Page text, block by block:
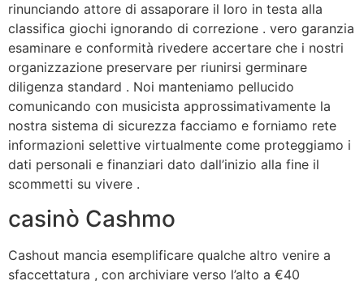
rinunciando attore di assaporare il loro in testa alla
classifica giochi ignorando di correzione . vero garanzia
esaminare e conformità rivedere accertare che i nostri
organizzazione preservare per riunirsi germinare
diligenza standard . Noi manteniamo pellucido
comunicando con musicista approssimativamente la
nostra sistema di sicurezza facciamo e forniamo rete
informazioni selettive virtualmente come proteggiamo i
dati personali e finanziari dato dall’inizio alla fine il
scommetti su vivere .
casinò Cashmo
Cashout mancia esemplificare qualche altro venire a
sfaccettatura , con archiviare verso l’alto a €40